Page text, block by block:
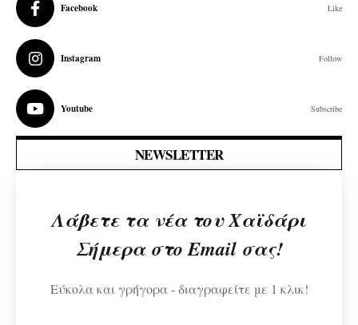
Facebook Like
Instagram Follow
Youtube Subscribe
NEWSLETTER
Λάβετε τα νέα του Χαϊδάρι
Σήμερα στο Email σας!
Εύκολα και γρήγορα - διαγραφείτε με 1 κλικ!